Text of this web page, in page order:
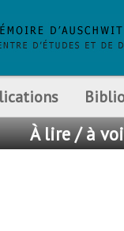
À lire / à